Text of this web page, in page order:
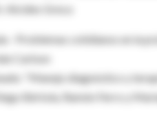
Alcides Greca
- Problemas cotidianos en la
Carlson
“Manejo diagnóstico y
Bértola, Ramón Ferro y